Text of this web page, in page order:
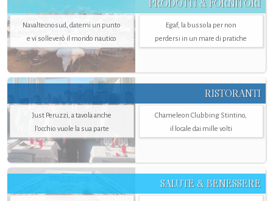
PRODOTTI & FORNITORI
Navaltecnosud, datemi un punto
e vi solleverò il mondo nautico
Egaf, la bussola per non
perdersi in un mare di pratiche
RISTORANTI
Just Peruzzi, a tavola anche
l’occhio vuole la sua parte
Chameleon Clubbing Stintino,
il locale dai mille volti
SALUTE & BENESSERE